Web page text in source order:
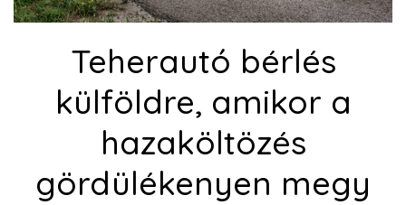
Teherautó bérlés
külföldre, amikor a
hazaköltözés
gördülékenyen megy